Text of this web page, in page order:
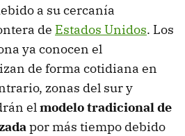
a su cercanía
de Estados Unidos. Los
ya conocen el
de forma cotidiana en
zonas del sur y
elmodelo tradicional de
por más tiempo debido